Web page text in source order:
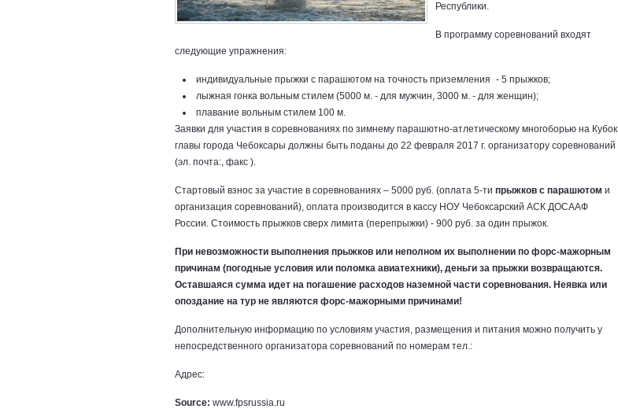
Республики.
В программу соревнований входят
следующие упражнения:
индивидуальные прыжки с парашютом на точность приземления - 5 прыжков;
лыжная гонка вольным стилем (5000 м. - для мужчин, 3000 м. - для женщин);
плавание вольным стилем 100 м.
Заявки для участия в соревнованиях по зимнему парашютно-атлетическому многоборью на Кубок
главы города Чебоксары должны быть поданы до 22 февраля 2017 г. организатору соревнований
(эл. почта:, факс ).
Стартовый взнос за участие в соревнованиях – 5000 руб. (оплата 5-ти прыжков с парашютом и
организация соревнований), оплата производится в кассу НОУ Чебоксарский АСК ДОСААФ
России. Стоимость прыжков сверх лимита (перепрыжки) - 900 руб. за один прыжок.
При невозможности выполнения прыжков или неполном их выполнении по форс-мажорным
причинам (погодные условия или поломка авиатехники), деньги за прыжки возвращаются.
Оставшаяся сумма идет на погашение расходов наземной части соревнования. Неявка или
опоздание на тур не являются форс-мажорными причинами!
Дополнительную информацию по условиям участия, размещения и питания можно получить у
непосредственного организатора соревнований по номерам тел.:
Адрес:
Source: www.fpsrussia.ru